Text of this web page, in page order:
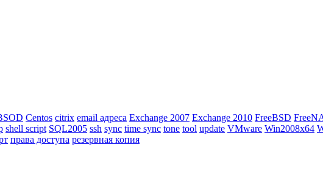
Centos citrix email адреса Exchange 2007 Exchange 2010 FreeBSD
shell script SQL2005 ssh sync time sync tone tool update VMware Win2008x64
права доступа резервная копия